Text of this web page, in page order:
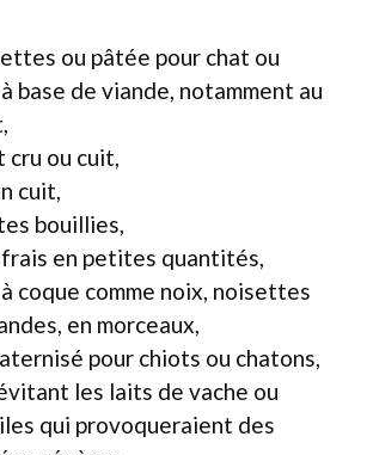
ou pâtée pour chat ou
base de viande, notamment au
cru ou cuit,
cuit,
bouillies,
en petites quantités,
coque comme noix, noisettes
en morceaux,
pour chiots ou chatons,
les laits de vache ou
qui provoqueraient des